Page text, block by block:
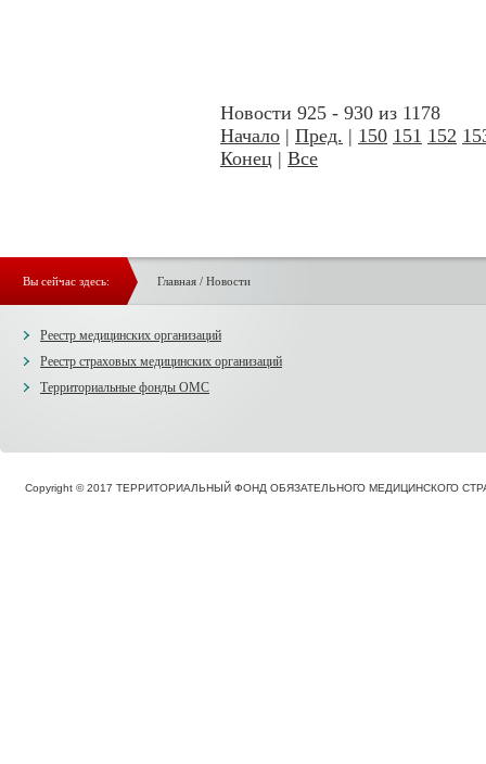
Новости 925 - 930 из 1178
Начало | Пред. | 150 151 152
Конец | Все
Вы сейчас здесь: Главная/ Новости
Реестр медицинских организаций
Реестр страховых медицинских организаций
Территориальные фонды ОМС
Copyright © 2017 ТЕРРИТОРИАЛЬНЫЙ ФОНД ОБЯЗАТЕЛЬНОГО МЕДИЦИНСКОГО